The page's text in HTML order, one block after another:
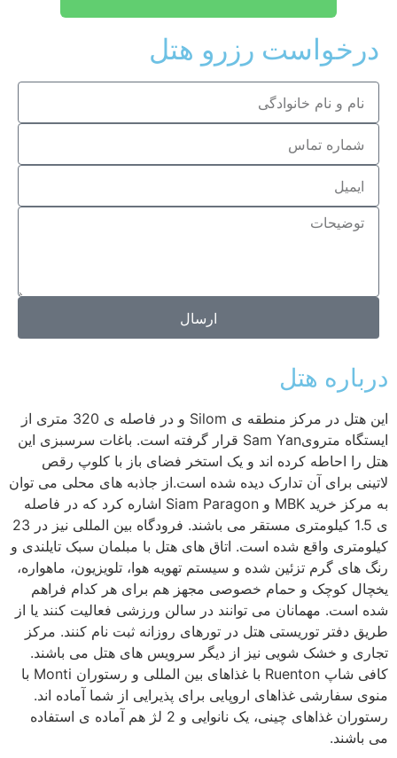
درخواست رزرو هتل
ارسال
هتل
این هتل در مرکز منطقه ی Silom و در فاصله ی 320 متری از
ایستگاه مترویSam Yan قرار گرفته است. باغات سرسبزی این
را احاطه کرده اند و یک استخر فضای باز با کلوپ رقص
برای آن تدارک دیده شده است.از جاذبه های محلی می توان
به مرکز خرید MBK و Siam Paragon اشاره کرد که در فاصله
ی 1.5 کیلومتری مستقر می باشند. فرودگاه بین المللی نیز در 23
واقع شده است. اتاق های هتل با مبلمان سبک تایلندی و
های گرم تزئین شده و سیستم تهویه هوا، تلویزیون، ماهواره،
کوچک و حمام خصوصی مجهز هم برای هر کدام فراهم
است. مهمانان می توانند در سالن ورزشی فعالیت کنند یا از
دفتر توریستی هتل در تورهای روزانه ثبت نام کنند. مرکز
و خشک شویی نیز از دیگر سرویس های هتل می باشند.
کافی شاپ Ruenton با غذاهای بین المللی و رستوران Monti با
سفارشی غذاهای اروپایی برای پذیرایی از شما آماده اند.
رستوران غذاهای چینی، یک نانوایی و 2 لژ هم آماده ی استفاده
باشند.